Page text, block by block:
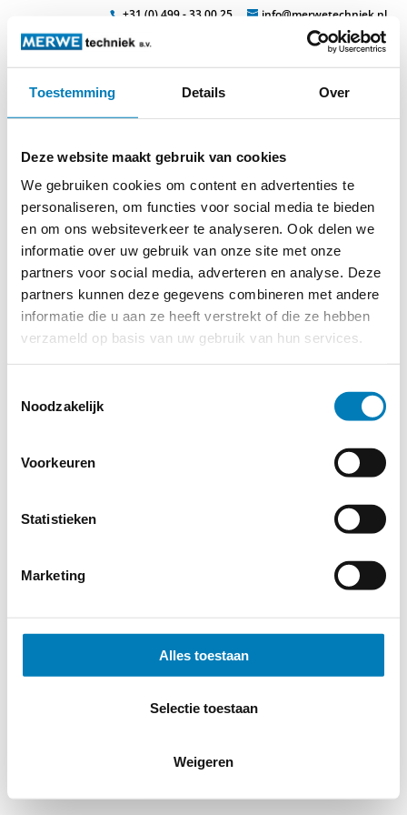
Toestemming Details Over
Deze website maakt gebruik van cookies
We gebruiken cookies om content en advertenties te
personaliseren, om functies voor social media te bieden
en om ons websiteverkeer te analyseren. Ook delen we
informatie over uw gebruik van onze site met onze
partners voor social media, adverteren en analyse. Deze
partners kunnen deze gegevens combineren met andere
informatie die u aan ze heeft verstrekt of die ze hebben
verzameld op basis van uw gebruik van hun services.
Noodzakelijk
Voorkeuren
Statistieken
Marketing
Alles toestaan
Selectie toestaan
Weigeren
+31 (0) 499 - 33 00 25 info@merwetechniek.nl
Veelzijdig in elektrotechnische producten
jacke_proban
© 2026MERWEtechniek B.V. Privacy Policy-